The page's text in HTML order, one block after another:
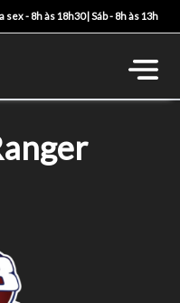
- 8h às 18h30 | Sáb - 8h às 13h